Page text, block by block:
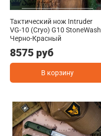
Тактический нож Intruder
VG-10 (Cryo) G10 StoneWash
Черно-Красный
8575 руб
В корзину